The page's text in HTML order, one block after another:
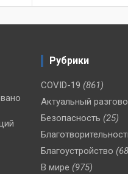
Рубрики
COVID-19 (861)
Актуальный
Безопасность (25)
Благоустройство
В мире (975)